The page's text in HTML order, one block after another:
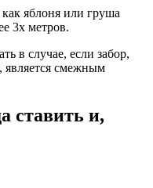
яблоня или груша
3х метров.
в случае, если забор,
является смежным
ставить и,